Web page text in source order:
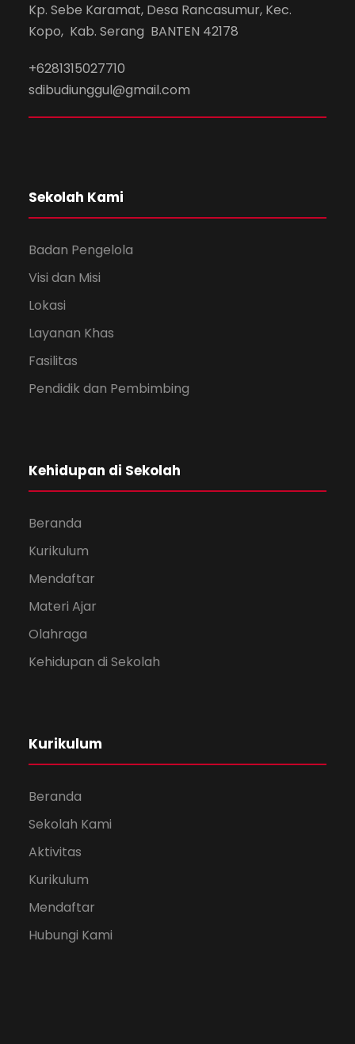
Kp. Sebe Karamat, Desa Rancasumur, Kec.
Kopo, Kab. Serang BANTEN 42178
+6281315027710
sdibudiunggul@gmail.com
Sekolah Kami
Badan Pengelola
Visi dan Misi
Lokasi
Layanan Khas
Fasilitas
Pendidik dan Pembimbing
Kehidupan di Sekolah
Beranda
Kurikulum
Mendaftar
Materi Ajar
Olahraga
Kehidupan di Sekolah
Kurikulum
Beranda
Sekolah Kami
Aktivitas
Kurikulum
Mendaftar
Hubungi Kami